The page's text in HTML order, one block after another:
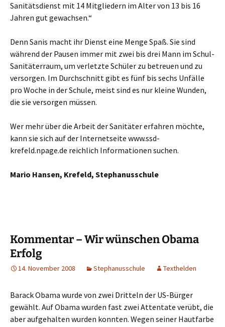
Sanitätsdienst mit 14 Mitgliedern im Alter von 13 bis 16
Jahren gut gewachsen.“
Denn Sanis macht ihr Dienst eine Menge Spaß. Sie sind
während der Pausen immer mit zwei bis drei Mann im Schul-
Sanitäterraum, um verletzte Schüler zu betreuen und zu
versorgen. Im Durchschnitt gibt es fünf bis sechs Unfälle
pro Woche in der Schule, meist sind es nur kleine Wunden,
die sie versorgen müssen.
Wer mehr über die Arbeit der Sanitäter erfahren möchte,
kann sie sich auf der Internetseite www.ssd-
krefeld.npage.de reichlich Informationen suchen.
Mario Hansen, Krefeld, Stephanusschule
Kommentar – Wir wünschen Obama
Erfolg
14. November 2008 Stephanusschule Texthelden
Barack Obama wurde von zwei Dritteln der US-Bürger
gewählt. Auf Obama wurden fast zwei Attentate verübt, die
aber aufgehalten wurden konnten. Wegen seiner Hautfarbe